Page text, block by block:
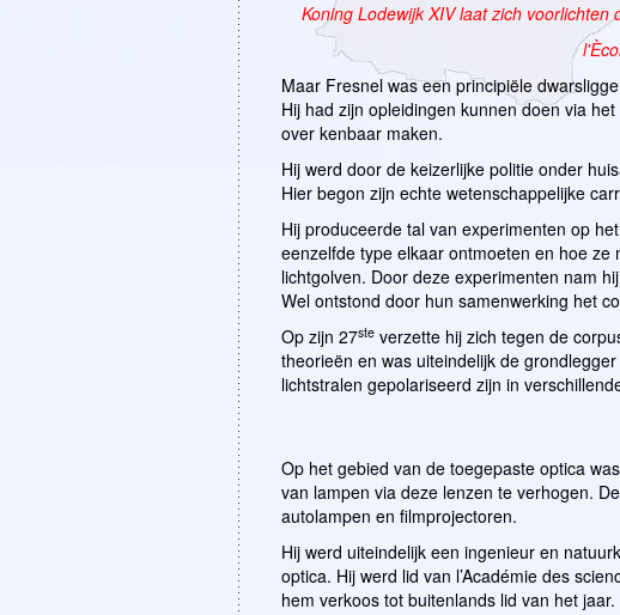
Koning Lodewijk XIV laat zich voorlichten
l'
Maar Fresnel was een principiële
Hij had zijn opleidingen kunnen doen via
over kenbaar maken.
Hij werd door de keizerlijke politie onder
Hier begon zijn echte wetenschappelijke
Hij produceerde tal van experimenten op
eenzelfde type elkaar ontmoeten en hoe
lichtgolven. Door deze experimenten nam
Wel ontstond door hun samenwerking het
Op zijn 27ste verzette hij zich tegen de
theorieën en was uiteindelijk de
lichtstralen gepolariseerd zijn in
Op het gebied van de toegepaste optica
van lampen via deze lenzen te verhogen.
autolampen en filmprojectoren.
Hij werd uiteindelijk een ingenieur en
optica. Hij werd lid van l’Académie des
hem verkoos tot buitenlands lid van het jaar.